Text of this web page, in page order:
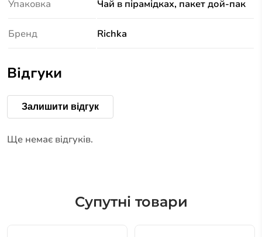
Упаковка Чай в пірамідках, пакет дой-пак
Бренд Richka
Відгуки
Залишити відгук
Ще немає відгуків.
Супутні товари